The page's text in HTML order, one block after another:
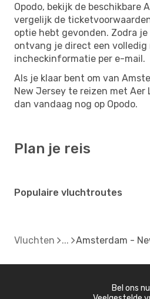
Opodo, bekijk de beschikbare
vergelijk de
optie hebt gevonden. Zodra
ontvang je direct een volledig
incheckinformatie per e-mail.
Als je klaar bent om van
New Jersey te reizen met Aer
dan vandaag nog op Opodo.
Plan je reis
Populaire vluchtroutes
Vluchten Amsterdam -
Bel ons